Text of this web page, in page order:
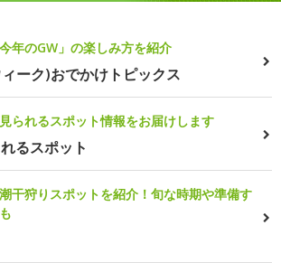
年のGW」の楽しみ方を紹介
ーク)おでかけトピックス
られるスポット情報をお届けします
るスポット
干狩りスポットを紹介！旬な時期や準備す